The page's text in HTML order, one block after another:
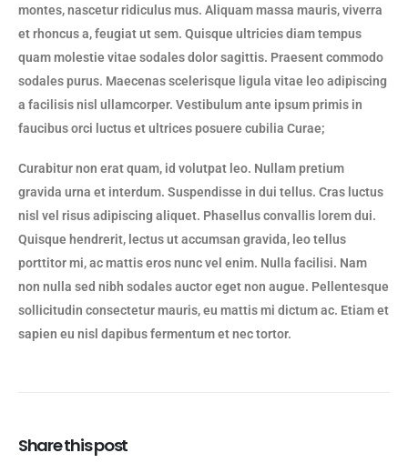
montes, nascetur ridiculus mus. Aliquam massa mauris, viverra
et rhoncus a, feugiat ut sem. Quisque ultricies diam tempus
quam molestie vitae sodales dolor sagittis. Praesent commodo
sodales purus. Maecenas scelerisque ligula vitae leo adipiscing
a facilisis nisl ullamcorper. Vestibulum ante ipsum primis in
faucibus orci luctus et ultrices posuere cubilia Curae;
Curabitur non erat quam, id volutpat leo. Nullam pretium
gravida urna et interdum. Suspendisse in dui tellus. Cras luctus
nisl vel risus adipiscing aliquet. Phasellus convallis lorem dui.
Quisque hendrerit, lectus ut accumsan gravida, leo tellus
porttitor mi, ac mattis eros nunc vel enim. Nulla facilisi. Nam
non nulla sed nibh sodales auctor eget non augue. Pellentesque
sollicitudin consectetur mauris, eu mattis mi dictum ac. Etiam et
sapien eu nisl dapibus fermentum et nec tortor.
Share this post